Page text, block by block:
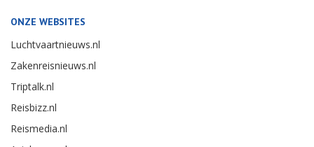
ONZE WEBSITES
Luchtvaartnieuws.nl
Zakenreisnieuws.nl
Triptalk.nl
Reisbizz.nl
Reismedia.nl